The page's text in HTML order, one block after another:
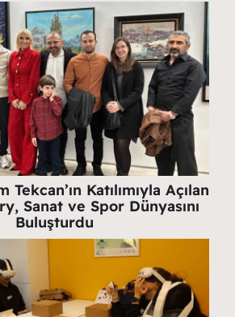
Katılımıyla Açılan
Sanat ve Spor Dünyasını
Buluşturdu